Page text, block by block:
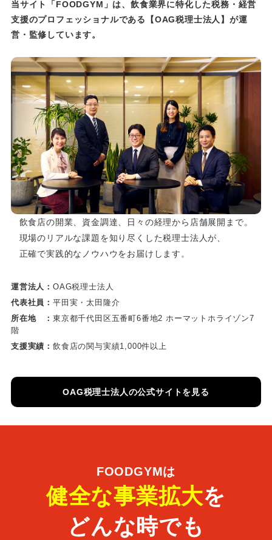
当サイト「FOODGYM」は、飲食業界に特化した税務・経営
支援のプロフェッショナルである
【OAG税理士法人】が運
営・監修しています。
飲食店の開業、資金調達、日々の経理から店舗展開まで。
現場のリアルな課題を知り尽くした税理士法人が、
正確で実践的なノウハウをお届けします。
運営法人： OAG税理士法人
代表社員： 平田実・太田隆介
所在地 ： 東京都千代田区五番町6番地2 ホーマットホライゾン7
階
支援実績： 飲食店の関与実績1,000件以上
OAG税理士法人の公式サイトを見る
FOODGYMは
健全な事業拡大を
どんな時でも